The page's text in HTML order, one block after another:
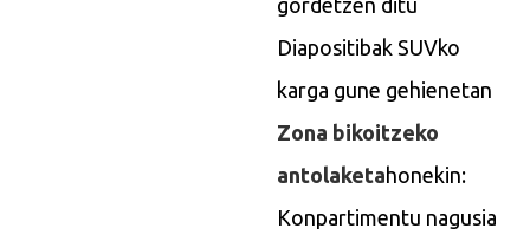
gordetzen ditu
Diapositibak SUVko
karga gune gehienetan
Zona bikoitzeko
antolaketahonekin:
Konpartimentu nagusia